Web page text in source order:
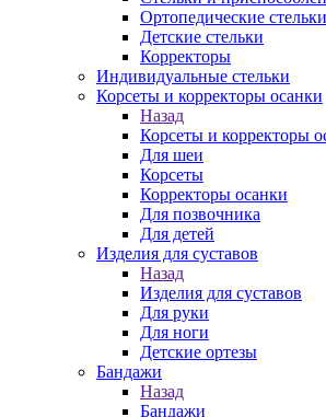
Ортопедические стельки
Детские стельки
Корректоры
Индивидуальные стельки
Корсеты и корректоры осанки
Назад
Корсеты и корректоры
Для шеи
Корсеты
Корректоры осанки
Для позвочника
Для детей
Изделия для суставов
Назад
Изделия для суставов
Для руки
Для ноги
Детские ортезы
Бандажи
Назад
Бандажи